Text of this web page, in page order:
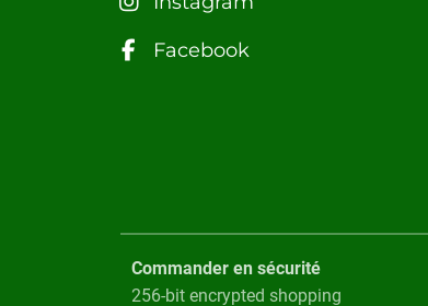
Facebook
Commander en sécurité
256-bit encrypted shopping